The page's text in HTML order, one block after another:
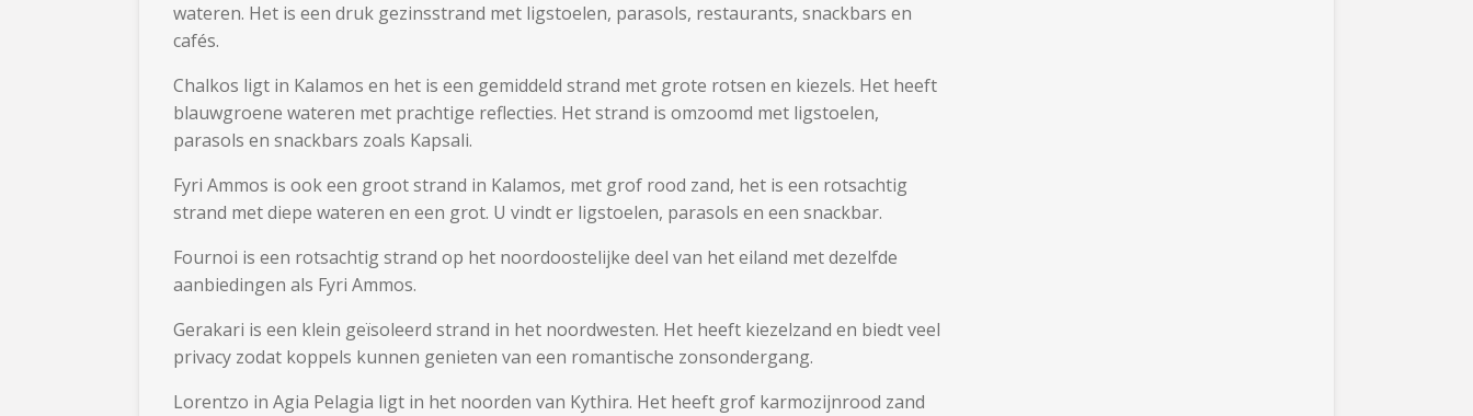
wateren. Het is een druk gezinsstrand met ligstoelen, parasols, restaurants, snackbars en
cafés.
Chalkos ligt in Kalamos en het is een gemiddeld strand met grote rotsen en kiezels. Het heeft
blauwgroene wateren met prachtige reflecties. Het strand is omzoomd met ligstoelen,
parasols en snackbars zoals Kapsali.
Fyri Ammos is ook een groot strand in Kalamos, met grof rood zand, het is een rotsachtig
strand met diepe wateren en een grot. U vindt er ligstoelen, parasols en een snackbar.
Fournoi is een rotsachtig strand op het noordoostelijke deel van het eiland met dezelfde
aanbiedingen als Fyri Ammos.
Gerakari is een klein geïsoleerd strand in het noordwesten. Het heeft kiezelzand en biedt veel
privacy zodat koppels kunnen genieten van een romantische zonsondergang.
Lorentzo in Agia Pelagia ligt in het noorden van Kythira. Het heeft grof karmozijnrood zand